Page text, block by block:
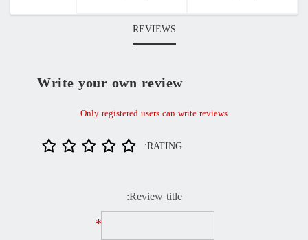
REVIEWS
Write your own review
Only registered users can write reviews
RATING:
Review title:
*